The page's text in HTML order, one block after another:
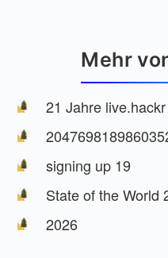
Mehr
21 Jahre live.hackr
signing up 19
State of the World
2026